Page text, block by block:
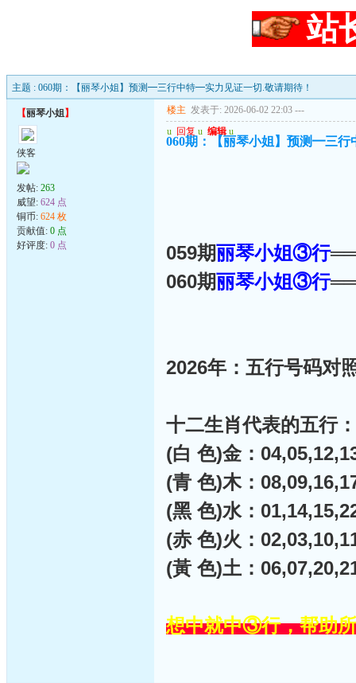
站
主题 : 060期：【丽琴小姐】预测━三行中特━实力见证一切.敬请期待！
【丽琴小姐】
侠客
发帖: 263
威望: 624 点
铜币: 624 枚
贡献值: 0 点
好评度: 0 点
楼主 发表于: 2026-06-02 22:03 ---
u 回复 u 编辑 u
060期：【丽琴小姐】预测━三
059期丽琴小姐③行
060期丽琴小姐③行
2026年：五行号码对
十二生肖代表的五行：
(白 色)金：
(青 色)木：
(黑 色)水：
(赤 色)火：
(黃 色)土：
想中就中③行，帮助